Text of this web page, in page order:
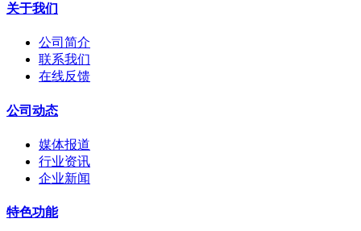
关于我们
公司简介
联系我们
在线反馈
公司动态
媒体报道
行业资讯
企业新闻
特色功能